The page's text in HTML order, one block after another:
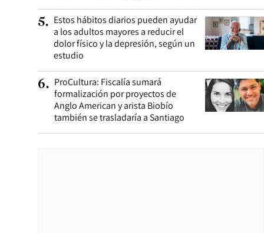
5. Estos hábitos diarios pueden ayudar
a los adultos mayores a reducir el
dolor físico y la depresión, según un
estudio
6. ProCultura: Fiscalía sumará
formalización por proyectos de
Anglo American y arista Biobío
también se trasladaría a Santiago